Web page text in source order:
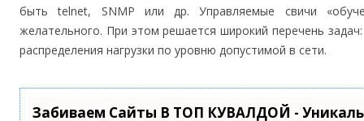
быть telnet, SNMP или др. Управляемые свичи
желательного. При этом решается широкий перечень
распределения нагрузки по уровню допустимой в сети.
Забиваем Сайты В ТОП КУВАЛДОЙ -